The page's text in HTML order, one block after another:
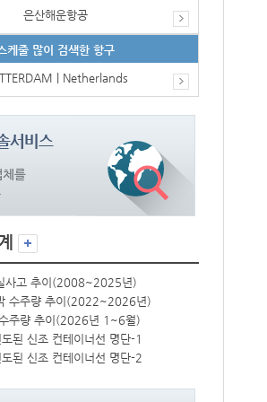
은산해운항공
케줄 많이 검색한 항구
| Netherlands
사고 추이(2008~2025년)
수주량 추이(2022~2026년)
주량 추이(2026년 1~6월)
된 신조 컨테이너선 명단-1
된 신조 컨테이너선 명단-2